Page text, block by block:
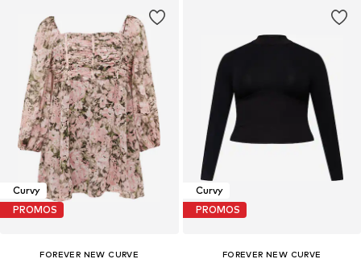
Curvy
PROMOS
FOREVER NEW CURVE
Curvy
PROMOS
FOREVER NEW CURVE